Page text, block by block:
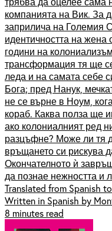
компанията на Вик. За
заприлича на Големия
идентичността на жена
години на
трансформация тя ще
леда и на самата себе
Бога; пред Нанук,
не се върне в Ноум,
кораб. Каква полза ще
ако колониалният ред
разцъфне? Може ли тя
връщането си рискува
Окончателното ѝ
да познае нежността и
Translated from Spanish
Written in Spanish by
8 minutes read